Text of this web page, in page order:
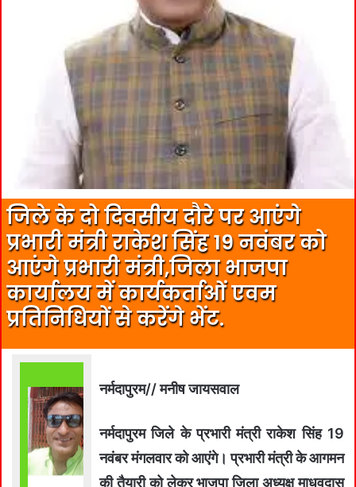
जिले के दो दिवसीय दौरे पर आएंगे
प्रभारी मंत्री राकेश सिंह 19 नवंबर को
आएंगे प्रभारी मंत्री,जिला भाजपा
कार्यालय में कार्यकर्ताओं एवम
प्रतिनिधियों से करेंगे भेंट.
नर्मदापुरम// मनीष जायसवाल
नर्मदापुरम जिले के प्रभारी मंत्री राकेश सिंह 19
नवंबर मंगलवार को आएंगे। प्रभारी मंत्री के आगमन
की तैयारी को लेकर भाजपा जिला अध्यक्ष माधवदास